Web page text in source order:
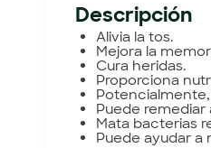
Descripción
Alivia la tos.
Mejora la
Cura heridas.
Proporciona
Puede remediar
Mata bacterias
Puede